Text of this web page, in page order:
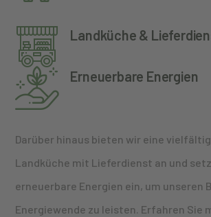
Landküche &
Erneuerbare Energien
Darüber hinaus bieten wir eine
Landküche mit Lieferdienst an und
erneuerbare Energien ein, um unseren
Energiewende zu leisten. Erfahren Sie